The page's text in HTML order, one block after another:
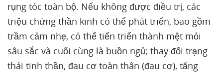
rụng tóc toàn bộ. Nếu không được điều trị, các
triệu chứng thần kinh có thể phát triển, bao gồm
trầm cảm nhẹ, có thể tiến triển thành mệt mỏi
sâu sắc và cuối cùng là buồn ngủ; thay đổi trạng
thái tinh thần, đau cơ toàn thân (đau cơ), tăng